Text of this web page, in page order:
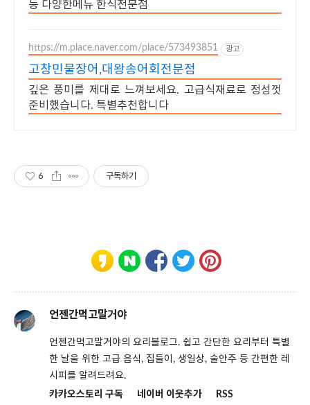
등 다양한메뉴 한식전문점
https://m.place.naver.com/place/573493851 광고
고창민물장어,대왕송어회전문점
깊은 풍미를 제대로 느껴보세요. 고급식재료로 정성껏
준비했습니다. 특별추천합니다
6 구독하기
언젠간먹고말거야
언젠간먹고말거야의 요리블로그. 쉽고 간단한 요리부터 특별
한 날을 위한 고급 음식, 집들이, 생일상, 술안주 등 간편한 레
시피를 알려드려요.
카카오스토리 구독
네이버 이웃추가 RSS